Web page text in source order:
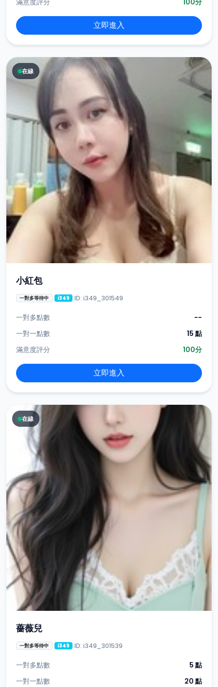
滿意度評分 100分
立即進入
在線
小紅包
一對多等待中 i349 ID: i349_301549
一對多點數
--
一對一點數
15 點
滿意度評分
100分
立即進入
在線
薔薇兒
一對多等待中 i349 ID: i349_301539
一對多點數
5 點
一對一點數
20 點